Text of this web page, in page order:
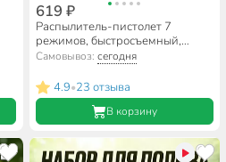
619 ₽
Распылитель-пистолет 7
режимов, быстросъемный,
Kalipso, DY2054G
Самовывоз: сегодня
4.9•23 отзыва
В корзину